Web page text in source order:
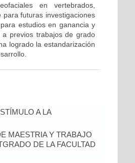
en vertebrados,
futuras investigaciones
estudios en ganancia y
previos trabajos de grado
logrado la estandarización
A LA
MAESTRIA Y TRABAJO
DE LA FACULTAD